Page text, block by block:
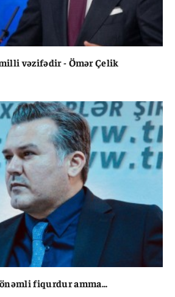
vəzifədir - Ömər Çelik
fiqurdur amma...